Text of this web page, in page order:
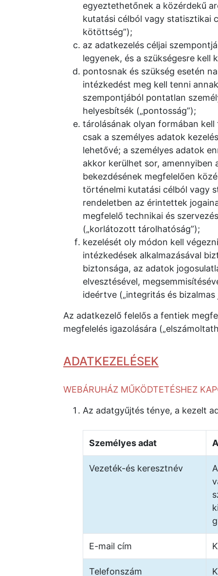
egyeztethetőnek a közérdekű
kutatási célból vagy statisztikai
kötöttség”);
az adatkezelés céljai
legyenek, és a szükségesre kell
pontosnak és szükség esetén
intézkedést meg kell tenni
szempontjából pontatlan
helyesbítsék („pontosság”);
tárolásának olyan formában
csak a személyes adatok
lehetővé; a személyes adatok
akkor kerülhet sor, amennyiben
bekezdésének megfelelően
történelmi kutatási célból vagy
rendeletben az érintettek
megfelelő technikai és
(„korlátozott tárolhatóság”);
kezelését oly módon kell
intézkedések alkalmazásával
biztonsága, az adatok
elvesztésével,
ideértve („integritás és bizalmas
Az adatkezelő felelős a fentiek
megfelelés igazolására
ADATKEZELÉSEK
WEBÁRUHÁZ MŰKÖDTETÉSHEZ
Az adatgyűjtés ténye, a kezelt
Személyes adat
Vezeték-és keresztnév
E-mail cím
Telefonszám